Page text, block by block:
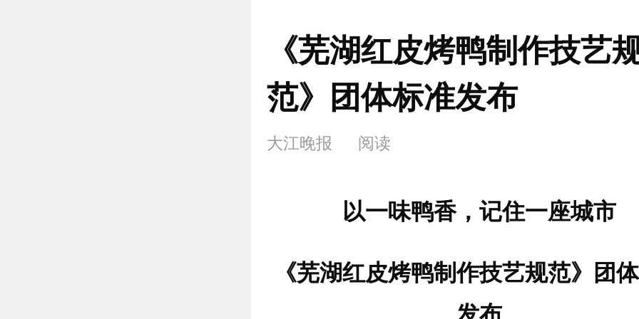
《芜湖红皮烤鸭制作技艺
范》团体标准发布
大江晚报 阅读
以一味鸭香，记住一座城市
《芜湖红皮烤鸭制作技艺规范》团